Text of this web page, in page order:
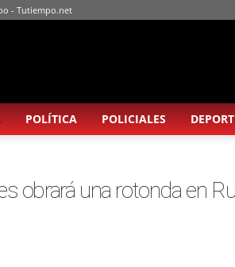
- Tutiempo.net
POLÍTICA POLICIALES
obrará una rotonda en